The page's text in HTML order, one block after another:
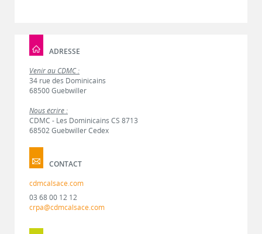
ADRESSE
Venir au CDMC :
34 rue des Dominicains
68500 Guebwiller
Nous écrire :
CDMC - Les Dominicains CS 8713
68502 Guebwiller Cedex
CONTACT
cdmcalsace.com
03 68 00 12 12
crpa@cdmcalsace.com